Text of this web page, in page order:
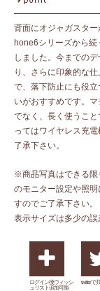
背面にオジャガスタ
hone6シリーズから
しました。今までの
り、さらに印象的な
で、落下防止にも役
いがおすすめです。
でなく、長く使うこ
ってはワイヤレス充
了承下さい。
※商品写真はできる限
のモニター設定や照
すのでご了承下さい。
表示サイズは多少の誤
ログイン後ウィッシ
ュリスト追加可能
twitterで